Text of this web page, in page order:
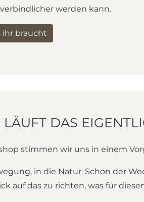
werden kann.
ihr braucht
LÄUFT DAS
stimmen wir uns in einem
in die Natur. Schon der
auf das zu richten, was für